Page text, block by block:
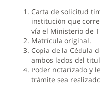
Carta de solicitud
institución que
vía el Ministerio de
Matrícula original.
Copia de la Cédula
ambos lados del
Poder notarizado y
trámite sea